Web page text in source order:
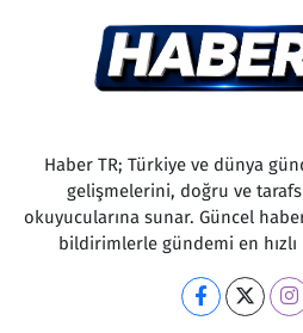
Haber TR; Türkiye ve dünya
gelişmelerini, doğru ve
okuyucularına sunar. Güncel
bildirimlerle gündemi en